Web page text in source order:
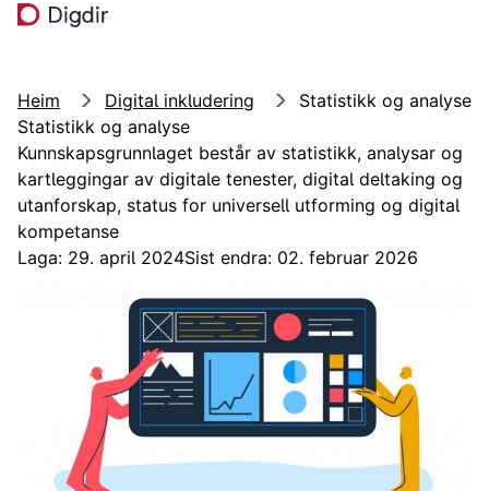
Heim Digital inkludering
Statistikk og analyse
Statistikk og analyse
Kunnskapsgrunnlaget består av statistikk, analysar og
kartleggingar av digitale tenester, digital deltaking og
utanforskap, status for universell utforming og digital
kompetanse
Laga: 29. april 2024Sist endra: 02. februar 2026